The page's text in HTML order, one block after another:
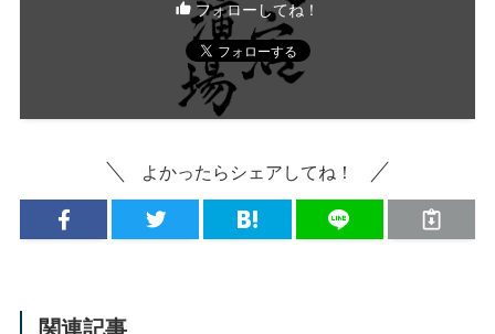
フォローしてね！
よかったらシェアしてね！
関連記事